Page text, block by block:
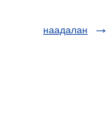
наадалан